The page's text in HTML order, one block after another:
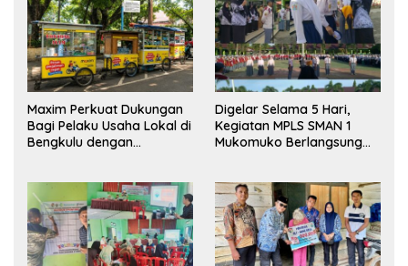
Maxim Perkuat Dukungan
Bagi Pelaku Usaha Lokal di
Bengkulu dengan
Pasar
Digelar Selama 5 Hari,
Kegiatan MPLS SMAN 1
Mukomuko Berlangsung